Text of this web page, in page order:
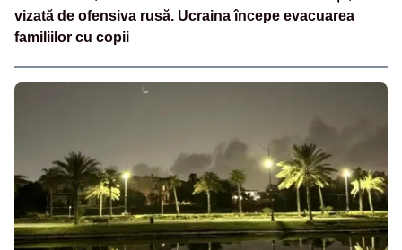
vizată de ofensiva rusă. Ucraina începe evacuarea
familiilor cu copii